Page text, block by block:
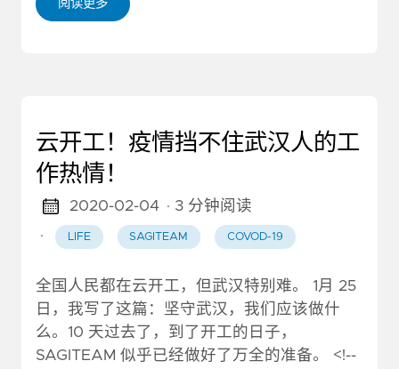
阅读更多
云开工！疫情挡不住武汉人的工
作热情！
2020-02-04 · 3 分钟阅读
·
LIFE SAGITEAM COVOD-19
全国人民都在云开工，但武汉特别难。 1月 25
日，我写了这篇：坚守武汉，我们应该做什
么。10 天过去了，到了开工的日子，
SAGITEAM 似乎已经做好了万全的准备。 <!--